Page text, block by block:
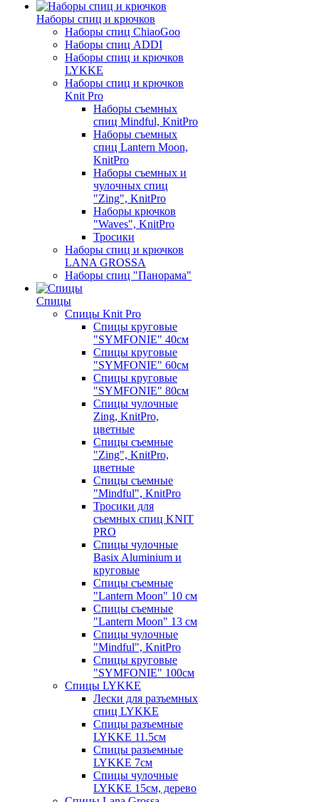
Наборы спиц и крючков
Наборы спиц ChiaoGoo
Наборы спиц ADDI
Наборы спиц и крючков
LYKKE
Наборы спиц и крючков
Knit Pro
Наборы съемных
спиц Mindful, KnitPro
Наборы съемных
спиц Lantern Moon,
KnitPro
Наборы съемных и
чулочных спиц
"Zing", KnitPro
Наборы крючков
"Waves", KnitPro
Тросики
Наборы спиц и крючков
LANA GROSSA
Наборы спиц "Панорама"
Спицы
Спицы Knit Pro
Спицы круговые
"SYMFONIE" 40см
Спицы круговые
"SYMFONIE" 60см
Спицы круговые
"SYMFONIE" 80см
Спицы чулочные
Zing, KnitPro,
цветные
Спицы съемные
"Zing", KnitPro,
цветные
Спицы съемные
"Mindful", KnitPro
Тросики для
съемных спиц KNIT
PRO
Спицы чулочные
Basix Aluminium и
круговые
Спицы съемные
"Lantern Moon" 10 см
Спицы съемные
"Lantern Moon" 13 см
Спицы чулочные
"Mindful", KnitPro
Спицы круговые
"SYMFONIE" 100см
Спицы LYKKE
Лески для разъемных
спиц LYKKE
Спицы разъемные
LYKKE 11.5см
Спицы разъемные
LYKKE 7см
Спицы чулочные
LYKKE 15см, дерево